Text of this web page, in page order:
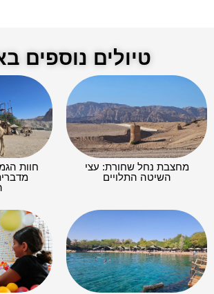
טיולים נוספים
מחצבת נחל שחורת: עצי
השיטה התלויים
חוות